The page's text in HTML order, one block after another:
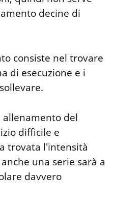
decine di
consiste nel trovare
di esecuzione e i
del
difficile e
trovata l'intensità
una serie sarà a
davvero